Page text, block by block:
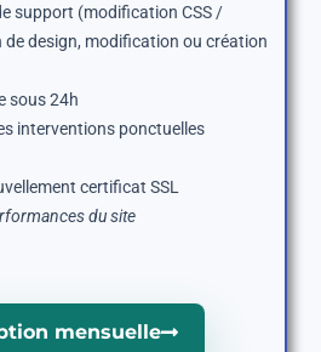
support (modification CSS /
design, modification ou création
sous 24h
interventions ponctuelles
certificat SSL
du site
mensuelle